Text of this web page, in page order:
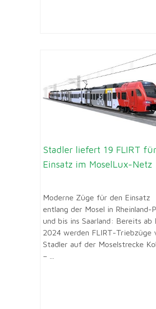
Stadler liefert 19 FLIRT
Einsatz im MoselLux-Netz
Moderne Züge für den Einsatz
entlang der Mosel in Rheinland-
und bis ins Saarland: Bereits ab
2024 werden FLIRT-Triebzüge
Stadler auf der Moselstrecke
– ...